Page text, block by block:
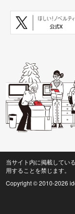
当サイト内に掲載してい
用することを禁じます。
Copyright © 2010-2026